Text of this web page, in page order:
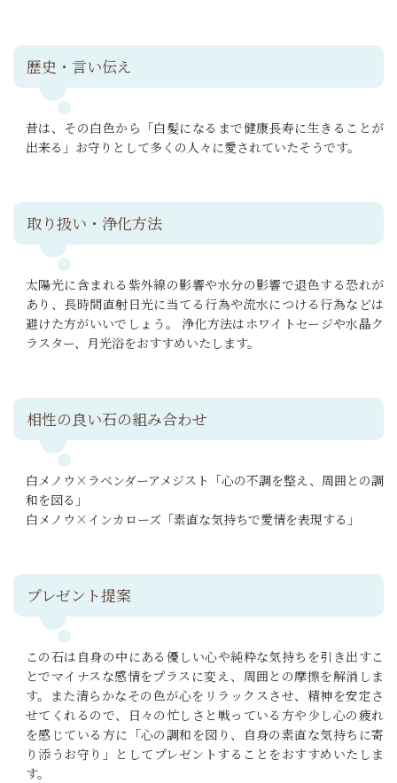
歴史・言い伝え
昔は、その白色から「白髪になるまで健康長寿に生きることが
出来る」お守りとして多くの人々に愛されていたそうです。
取り扱い・浄化方法
太陽光に含まれる紫外線の影響や水分の影響で退色する恐れが
あり、長時間直射日光に当てる行為や流水につける行為などは
避けた方がいいでしょう。 浄化方法はホワイトセージや水晶ク
ラスター、月光浴をおすすめいたします。
相性の良い石の組み合わせ
白メノウ×ラベンダーアメジスト「心の不調を整え、周囲との調
和を図る」
白メノウ×インカローズ「素直な気持ちで愛情を表現する」
プレゼント提案
この石は自身の中にある優しい心や純粋な気持ちを引き出すこ
とでマイナスな感情をプラスに変え、周囲との摩擦を解消しま
す。また清らかなその色が心をリラックスさせ、精神を安定さ
せてくれるので、日々の忙しさと戦っている方や少し心の疲れ
を感じている方に「心の調和を図り、自身の素直な気持ちに寄
り添うお守り」としてプレゼントすることをおすすめいたしま
す。